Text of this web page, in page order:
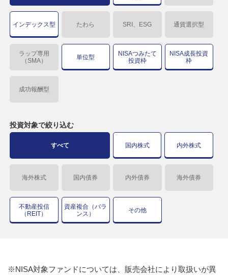
インデックス型 たわら SRI、ESG 通貨選択型
ラップ専用
（SMA）
単位型
NISAつみたて
投資枠
NISA成長投資
枠
成功報酬型
投資対象で絞り込む
すべて 国内株式 内外株式
海外株式 国内債券 内外債券 海外債券
不動産投信
（REIT）
資産複合（バラ
ンス）
その他
※NISA対象ファンドについては、販売会社により取扱いが異